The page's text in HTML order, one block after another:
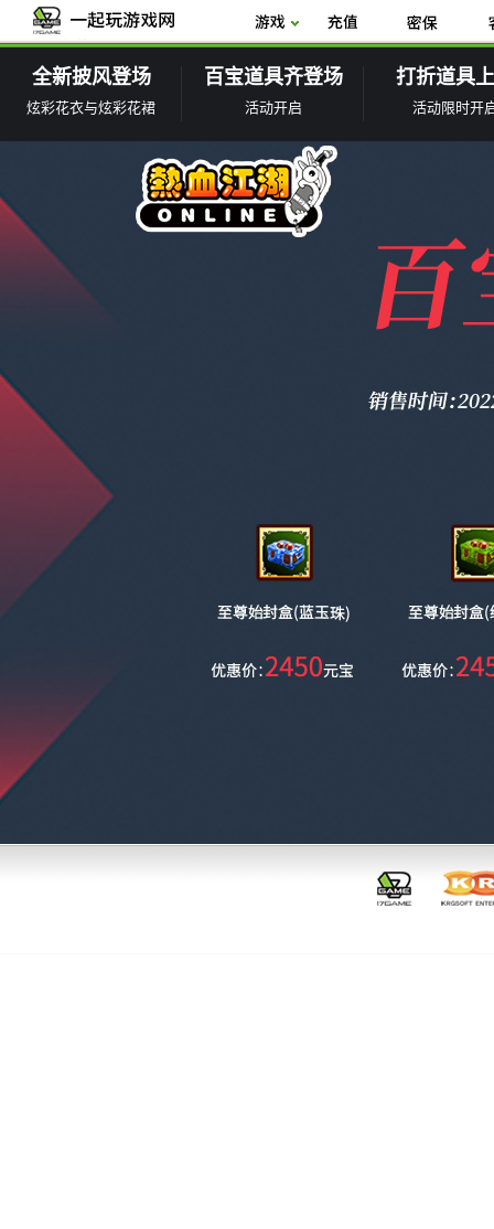
全新披风登场
炫彩花衣与炫彩花裙
百宝道具齐登场
活动开启
打折道具
活动限时开